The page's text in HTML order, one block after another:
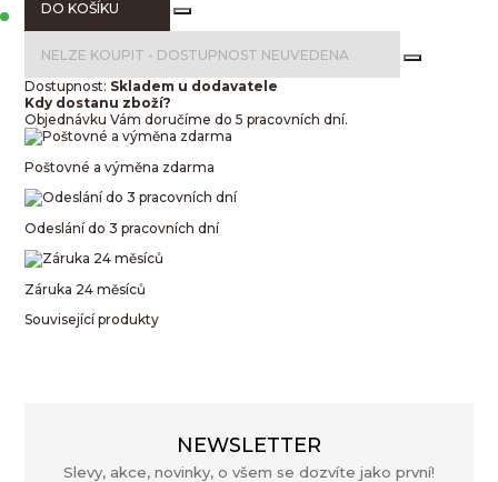
DO KOŠÍKU
NELZE KOUPIT - DOSTUPNOST NEUVEDENA
Dostupnost: Skladem u dodavatele
Kdy dostanu zboží?
Objednávku Vám doručíme do 5 pracovních dní.
Poštovné a výměna zdarma
Odeslání do 3 pracovních dní
Záruka 24 měsíců
Související produkty
NEWSLETTER
Slevy, akce, novinky, o všem se dozvíte jako první!